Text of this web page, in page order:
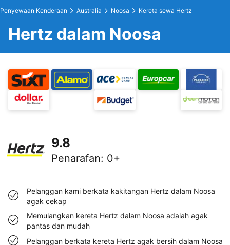
Penyewaan Kenderaan Australia Noosa Kereta sewa Hertz
Hertz dalam Noosa
9.8
Penarafan: 0+
Pelanggan kami berkata kakitangan Hertz dalam Noosa
agak cekap
Memulangkan kereta Hertz dalam Noosa adalah agak
pantas dan mudah
Pelanggan berkata kereta Hertz agak bersih dalam Noosa